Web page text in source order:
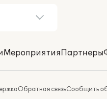
МероприятияПартнеры
Обратная связьСообщить